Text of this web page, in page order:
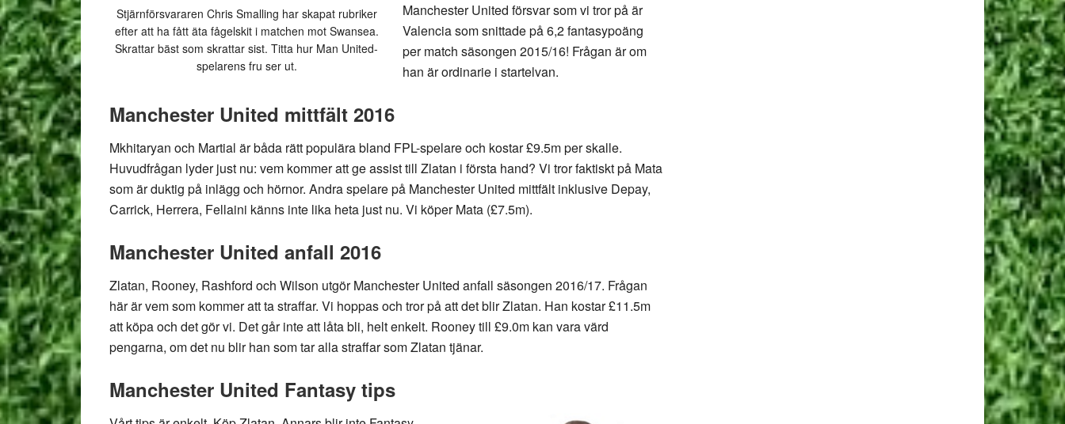
Stjärnförsvararen Chris Smalling har skapat rubriker
efter att ha fått äta fågelskit i matchen mot Swansea.
Skrattar bäst som skrattar sist. Titta hur Man United-
spelarens fru ser ut.
Manchester United försvar som vi tror på är
Valencia som snittade på 6,2 fantasypoäng
per match säsongen 2015/16! Frågan är om
han är ordinarie i startelvan.
Manchester United mittfält 2016
Mkhitaryan och Martial är båda rätt populära bland FPL-spelare och kostar £9.5m per skalle.
Huvudfrågan lyder just nu: vem kommer att ge assist till Zlatan i första hand? Vi tror faktiskt på Mata
som är duktig på inlägg och hörnor. Andra spelare på Manchester United mittfält inklusive Depay,
Carrick, Herrera, Fellaini känns inte lika heta just nu. Vi köper Mata (£7.5m).
Manchester United anfall 2016
Zlatan, Rooney, Rashford och Wilson utgör Manchester United anfall säsongen 2016/17. Frågan
här är vem som kommer att ta straffar. Vi hoppas och tror på att det blir Zlatan. Han kostar £11.5m
att köpa och det gör vi. Det går inte att låta bli, helt enkelt. Rooney till £9.0m kan vara värd
pengarna, om det nu blir han som tar alla straffar som Zlatan tjänar.
Manchester United Fantasy tips